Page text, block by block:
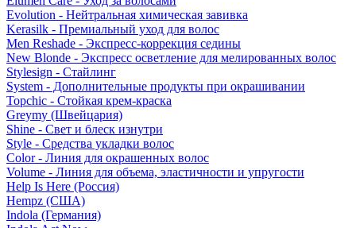
Evolution - Нейтральная химическая завивка
Kerasilk - Премиальный уход для волос
Men Reshade - Экспресс-коррекция седины
New Blonde - Экспресс осветление для мелированных волос
Stylesign - Стайлинг
System - Дополнительные продукты при окрашивании
Topchic - Стойкая крем-краска
Greymy (Швейцария)
Shine - Свет и блеск изнутри
Style - Средства укладки волос
Color - Линия для окрашенных волос
Volume - Линия для объема, эластичности и упругости
Help Is Here (Россия)
Hempz (США)
Indola (Германия)